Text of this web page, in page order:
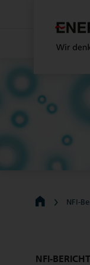
NFI-
NFI-BERICHT